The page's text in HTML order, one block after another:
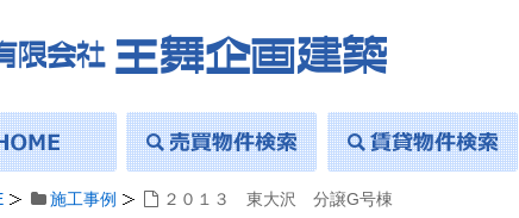
施工事例 ２０１３ 東大沢 分譲G号棟